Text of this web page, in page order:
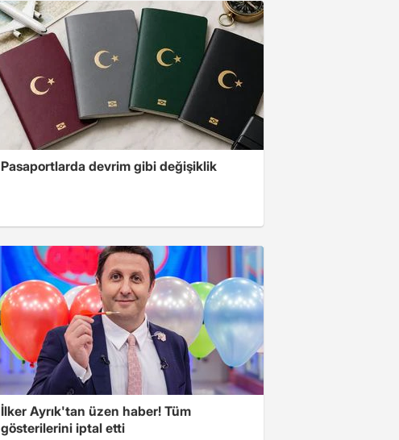
Pasaportlarda devrim gibi değişiklik
İlker Ayrık'tan üzen haber! Tüm
gösterilerini iptal etti